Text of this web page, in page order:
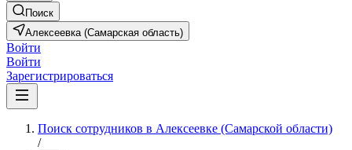
Поиск
Алексеевка (Самарская область)
Войти
Войти
Зарегистрироваться
Поиск сотрудников в Алексеевке (Самарской области)
/